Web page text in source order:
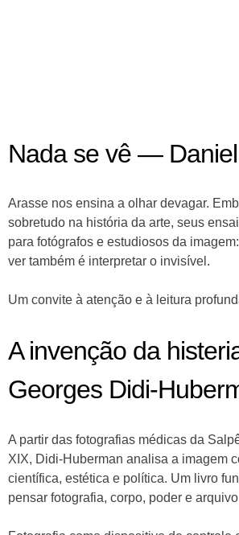
Nada se vê —
Arasse nos ensina a olhar devagar.
sobretudo na história da arte, seus
para fotógrafos e estudiosos da
ver também é interpretar o invisível.
Um convite à atenção e à leitura
A invenção da
Georges Didi-
A partir das fotografias médicas da
XIX, Didi-Huberman analisa a imagem
científica, estética e política. Um livro
pensar fotografia, corpo, poder e